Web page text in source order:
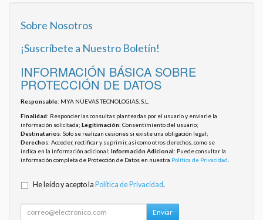
Sobre Nosotros
¡Suscríbete a Nuestro Boletín!
INFORMACIÓN BÁSICA SOBRE
PROTECCIÓN DE DATOS
Responsable: MYA NUEVAS TECNOLOGIAS, S.L.
Finalidad: Responder las consultas planteadas por el usuario y enviarle la
información solicitada; Legitimación: Consentimiento del usuario;
Destinatarios: Solo se realizan cesiones si existe una obligación legal;
Derechos: Acceder, rectificar y suprimir, así como otros derechos, como se
indica en la información adicional; Información Adicional: Puede consultar la
información completa de Protección de Datos en nuestra Política de Privacidad
He leído y acepto la Política de Privacidad.
Enviar